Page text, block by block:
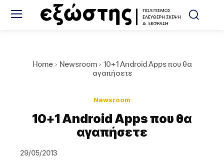
Home Newsroom
10+1 Android Apps που θα
αγαπήσετε
Newsroom
10+1 Android Apps που θα
αγαπήσετε
29/05/2013